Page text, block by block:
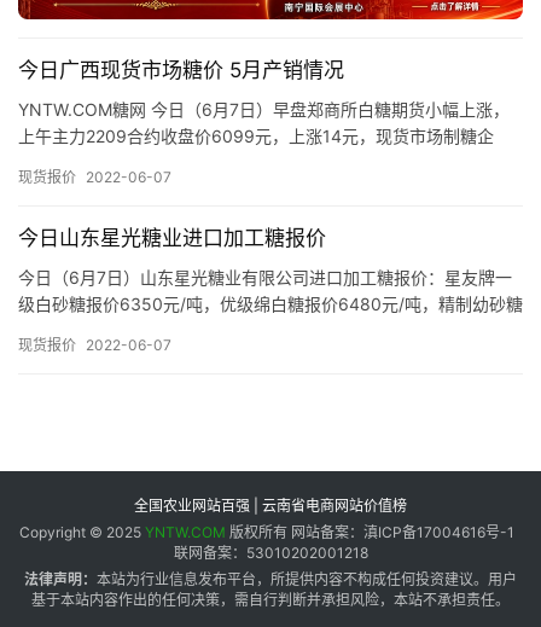
频
产
业
产
储
今日广西现货市场糖价 5月产销情况
YNTW.COM糖网 今日（6月7日）早盘郑商所白糖期货小幅上涨，
上午主力2209合约收盘价6099元，上涨14元，现货市场制糖企
现货报价 2022-06-07
今日山东星光糖业进口加工糖报价
今日（6月7日）山东星光糖业有限公司进口加工糖报价：星友牌一
级白砂糖报价6350元/吨，优级绵白糖报价6480元/吨，精制幼砂糖
现货报价 2022-06-07
全国农业网站百强 | 云南省电商网站价值榜
Copyright © 2025 YNTW.COM 版权所有 网站备案：滇ICP备17004616号-1
联网备案：53010202001218
法律声明： 本站为行业信息发布平台，所提供内容不构成任何投资建议。用户
基于本站内容作出的任何决策，需自行判断并承担风险，本站不承担责任。